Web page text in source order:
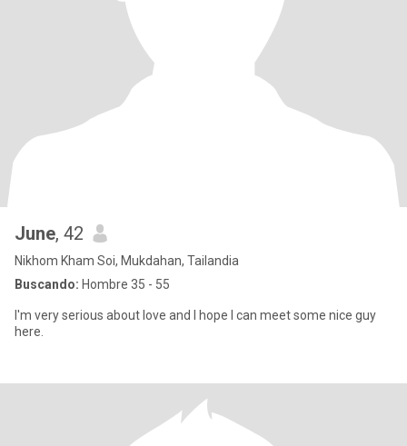
June, 42
Nikhom Kham Soi, Mukdahan, Tailandia
Buscando: Hombre 35 - 55
I'm very serious about love and I hope I can meet some nice guy
here.